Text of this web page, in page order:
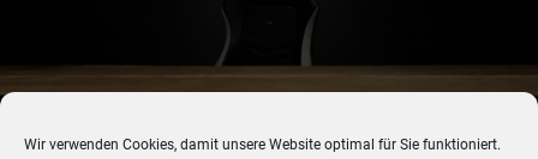
Wir verwenden Cookies, damit unsere Website optimal für Sie funktioniert.